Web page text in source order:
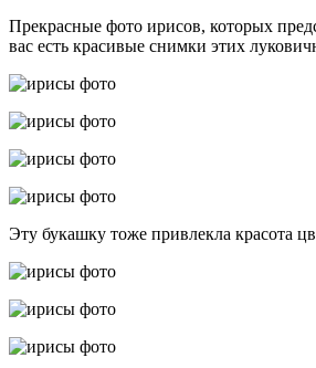
Прекрасные фото ирисов, которых
вас есть красивые снимки этих
Эту букашку тоже привлекла красота